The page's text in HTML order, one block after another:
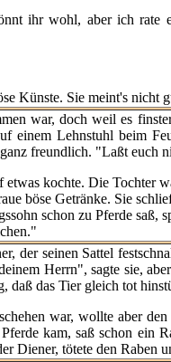
ihr wohl, aber ich rate
Künste. Sie meint's nicht
war, doch weil es
einem Lehnstuhl beim
freundlich. "Laßt euch
kochte. Die Tochter
böse Getränke. Sie
schon zu Pferde saß,
der seinen Sattel
Herrn", sagte sie,
daß das Tier gleich tot
war, wollte aber
kam, saß schon ein
Diener, tötete den Raben